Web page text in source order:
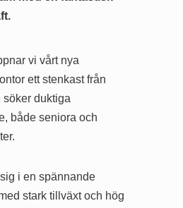
vi vårt nya
ett stenkast från
duktiga
både seniora och
i en spännande
stark tillväxt och hög